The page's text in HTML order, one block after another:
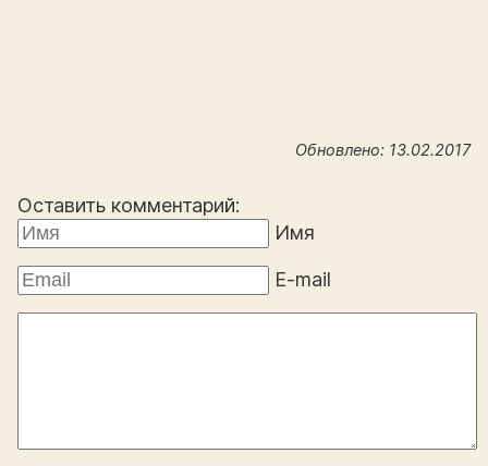
Обновлено: 13.02.2017
Оставить комментарий:
Имя
E-mail